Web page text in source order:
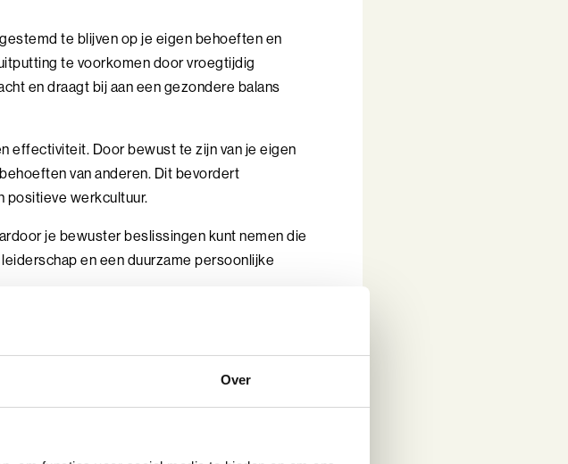
Over
te blijven op je eigen behoeften en
te voorkomen door vroegtijdig
en draagt bij aan een gezondere balans
effectiviteit. Door bewust te zijn van je eigen
van anderen. Dit bevordert
positieve werkcultuur.
je bewuster beslissingen kunt nemen die
en een duurzame persoonlijke
valkuilen. Hier zijn drie